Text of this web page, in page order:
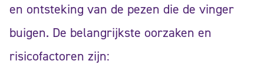
en ontsteking van de pezen die de vinger
buigen. De belangrijkste oorzaken en
risicofactoren zijn: